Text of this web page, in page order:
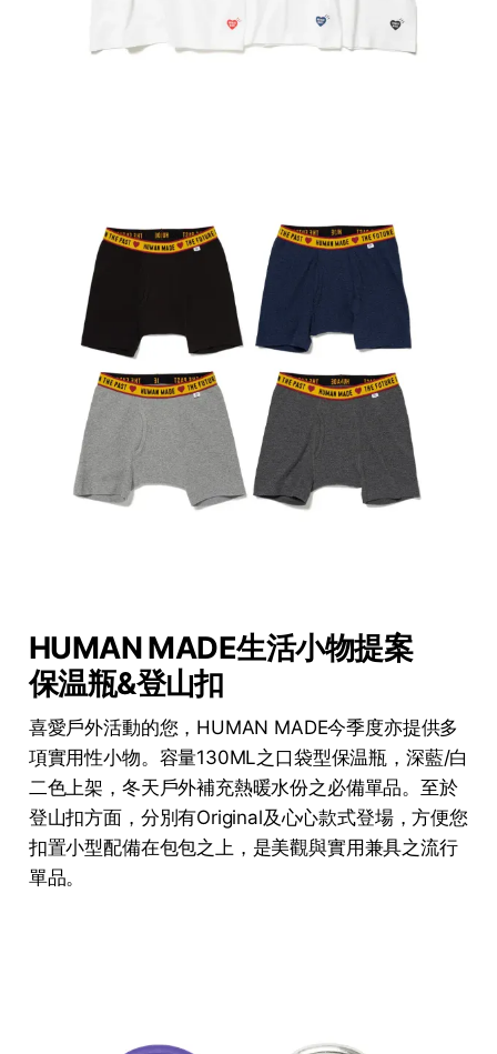
HUMAN MADE生活小物提案
保温瓶&登山扣
喜愛戶外活動的您，HUMAN MADE今季度亦提供多
項實用性小物。容量130ML之口袋型保温瓶，深藍/白
二色上架，冬天戶外補充熱暖水份之必備單品。至於
登山扣方面，分別有Original及心心款式登場，方便您
扣置小型配備在包包之上，是美觀與實用兼具之流行
單品。